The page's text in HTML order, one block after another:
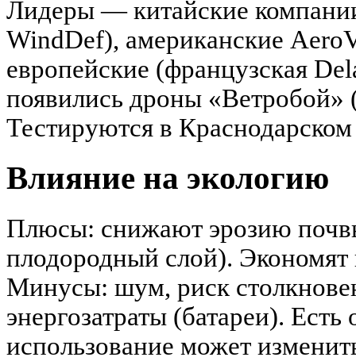
Лидеры — китайские
WindDef), американские
европейские (французская
появились дроны «Ветробой»
Тестируются в Краснодарском
Влияние на экологию
Плюсы: снижают эрозию
плодородный слой).
Минусы: шум, риск
энергозатраты (батареи).
использование может